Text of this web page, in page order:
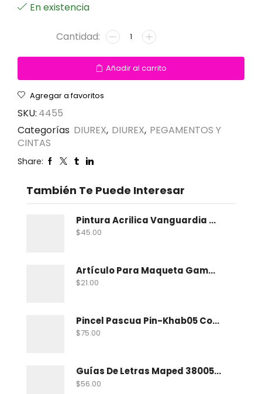
En existencia
Añadir al carrito
Agregar a favoritos
SKU: 4455
Categorías DIUREX, DIUREX, PEGAMENTOS Y
CINTAS
Share:
También Te Puede Interesar
Pintura Acrilica Vanguardia Metalica 100 Ml
$45.00
Artículo Para Maqueta Gama Zoologico Chico
$21.00
Pincel Pascua Pin-Khab05 Con 15
$75.00
Guías De Letras Maped 38005 No. 5
$56.00